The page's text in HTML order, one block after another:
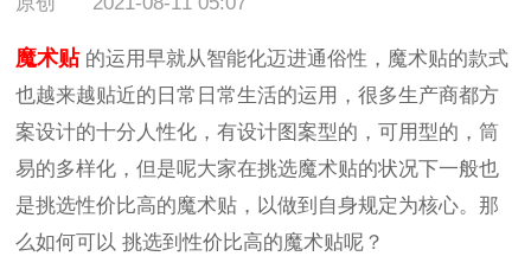
魔术贴 的运用早就从智能化迈进通俗性，魔术贴的款式
也越来越贴近的日常日常生活的运用，很多生产商都方
案设计的十分人性化，有设计图案型的，可用型的，筒
易的多样化，但是呢大家在挑选魔术贴的状况下一般也
是挑选性价比高的魔术贴，以做到自身规定为核心。那
么如何可以 挑选到性价比高的魔术贴呢？